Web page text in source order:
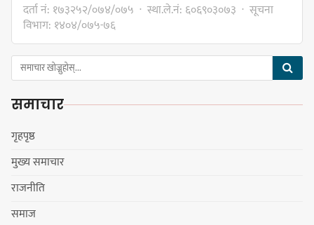
चाम्लिङको चेतावनी
दर्ता नं: १७३२५२/०७४/०७५ · स्था.ले.नं: ६०६९०३०७३ · सूचना
विभाग: १४०४/०७५-७६
समाचार
गृहपृष्ठ
मुख्य समाचार
राजनीति
समाज